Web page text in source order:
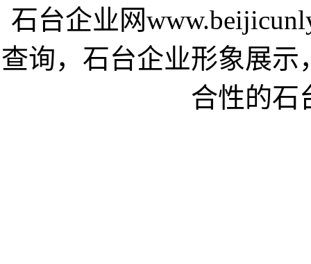
石台企业网
查询，石台企业形象展
合性的石